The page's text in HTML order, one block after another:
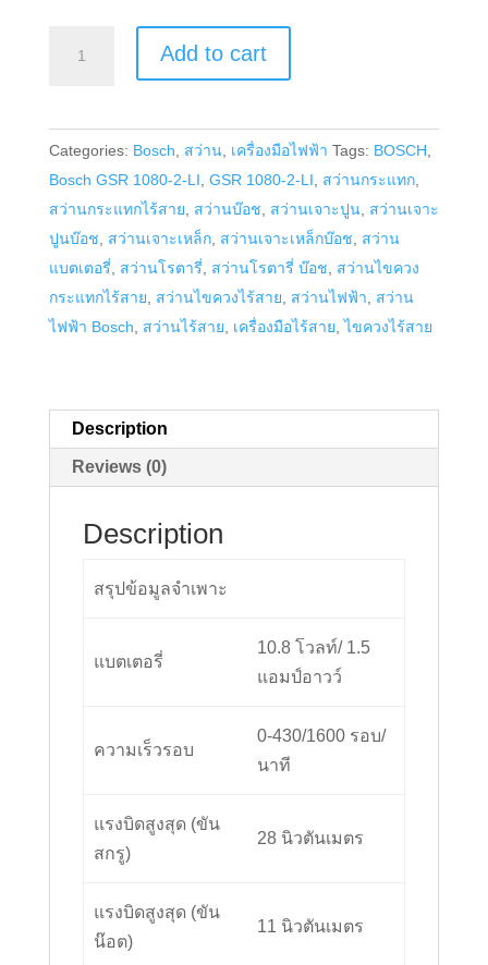
สาย
Bosch
รุ่น
GSR
1080-
2-
LI
quantity
Add to cart
Categories: Bosch, สว่าน, เครื่องมือไฟฟ้า Tags: BOSCH,
Bosch GSR 1080-2-LI, GSR 1080-2-LI, สว่านกระแทก,
สว่านกระแทกไร้สาย, สว่านบ๊อช, สว่านเจาะปูน, สว่านเจาะ
ปูนบ๊อช, สว่านเจาะเหล็ก, สว่านเจาะเหล็กบ๊อช, สว่าน
แบตเตอรี่, สว่านโรตารี่, สว่านโรตารี่ บ๊อช, สว่านไขควง
กระแทกไร้สาย, สว่านไขควงไร้สาย, สว่านไฟฟ้า, สว่าน
ไฟฟ้า Bosch, สว่านไร้สาย, เครื่องมือไร้สาย,ไขควงไร้สาย
Description
Reviews (0)
Description
สรุปข้อมูลจำเพาะ
แบตเตอรี่
10.8 โวลท์/ 1.5
แอมป์อาวว์
ความเร็วรอบ
0-430/1600 รอบ/
นาที
แรงบิดสูงสุด (ขัน
สกรู)
28 นิวตันเมตร
แรงบิดสูงสุด (ขัน
น๊อต)
11 นิวตันเมตร